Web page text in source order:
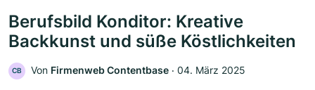
Berufsbild Konditor: Kreative
Backkunst und süße Köstlichkeiten
CB Von Firmenweb Contentbase ‧ 04. März 2025